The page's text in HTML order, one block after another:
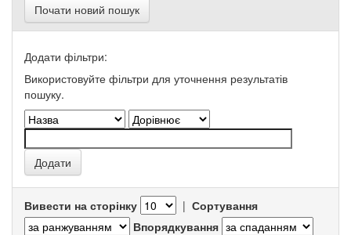
Почати новий пошук
Додати фільтри:
Використовуйте фільтри для уточнення результатів
пошуку.
Вивести на сторінку | Сортування
Впорядкування